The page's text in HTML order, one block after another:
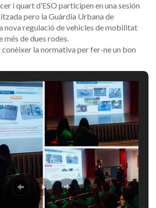
i quart d’ESO participen en una sesión
pero la Guàrdia Urbana de
nova regulació de vehicles de mobilitat
més de dues rodes.
la normativa per fer-ne un bon